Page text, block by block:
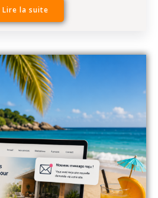
Lire la suite